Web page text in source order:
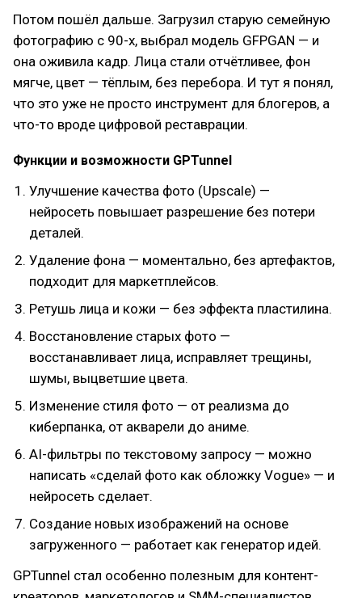
Потом пошёл дальше. Загрузил старую семейную
фотографию с 90-х, выбрал модель GFPGAN — и
она оживила кадр. Лица стали отчётливее, фон
мягче, цвет — тёплым, без перебора. И тут я понял,
что это уже не просто инструмент для блогеров, а
что-то вроде цифровой реставрации.
Функции и возможности GPTunnel
Улучшение качества фото (Upscale) —
нейросеть повышает разрешение без потери
деталей.
Удаление фона — моментально, без артефактов,
подходит для маркетплейсов.
Ретушь лица и кожи — без эффекта пластилина.
Восстановление старых фото —
восстанавливает лица, исправляет трещины,
шумы, выцветшие цвета.
Изменение стиля фото — от реализма до
киберпанка, от акварели до аниме.
AI-фильтры по текстовому запросу — можно
написать «сделай фото как обложку Vogue» — и
нейросеть сделает.
Создание новых изображений на основе
загруженного — работает как генератор идей.
GPTunnel стал особенно полезным для контент-